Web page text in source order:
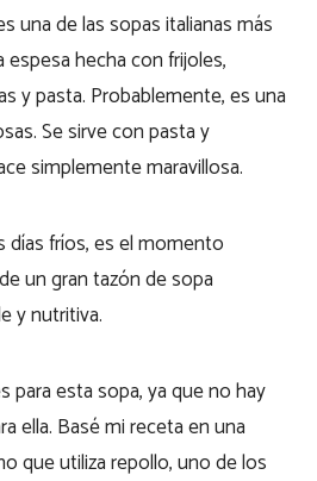
una de las sopas italianas más
hecha con frijoles,
y pasta. Probablemente, es una
Se sirve con pasta y
simplemente maravillosa.
días fríos, es el momento
un gran tazón de sopa
y nutritiva.
para esta sopa, ya que no hay
ella. Basé mi receta en una
que utiliza repollo, uno de los